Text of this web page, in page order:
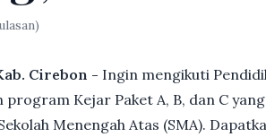
Cirebon - Ingin mengikuti
Kejar Paket A, B, dan C
Menengah Atas (SMA).